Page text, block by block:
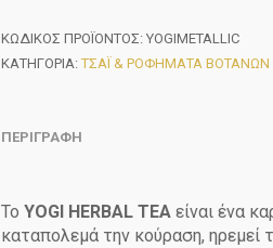
ΚΩΔΙΚΌΣ ΠΡΟΪΌΝΤΟΣ: YOGIMETALLIC
ΚΑΤΗΓΟΡΊΑ:ΤΣΆΙ & ΡΟΦΉΜΑΤΑ ΒΟΤΆΝΩΝ
ΠΕΡΙΓΡΑΦΉ
Το YOGI HERBAL TEA είναι ένα
καταπολεμά την κούραση, ηρεμεί